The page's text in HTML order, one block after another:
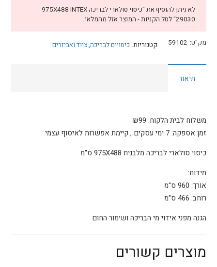
לא ניתן להוסיף את "כיסוי סולארי לבריכה 975X488 INTEX
29030" לסל הקניות - המוצר אזל מהמלאי.
מק"ט: 59102 קטגוריות: כיסויים לבריכה,ציוד ואביזרים
תיאור
משלוח לבית הלקוח: ₪99
זמן אספקה: 7 ימי עסקים , קיימת אפשרות לאיסוף עצמי
כיסוי סולארי לבריכה מלבנית 975X488 ס"מ
מידות:
אורך: 960 ס"מ
רוחב: 466 ס"מ
הגנה מפני אידוי מי הבריכה ושימור החום
מוצרים קשורים